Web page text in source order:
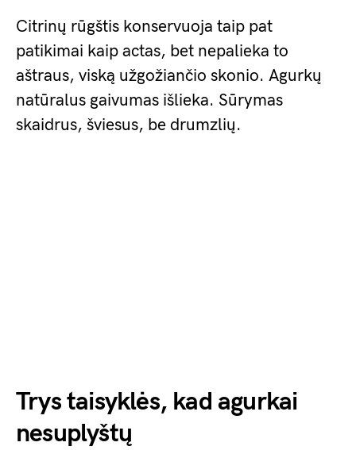
Citrinų rūgštis konservuoja taip pat
patikimai kaip actas, bet nepalieka to
aštraus, viską užgožiančio skonio. Agurkų
natūralus gaivumas išlieka. Sūrymas
skaidrus, šviesus, be drumzlių.
Trys taisyklės, kad agurkai
nesuplyštų